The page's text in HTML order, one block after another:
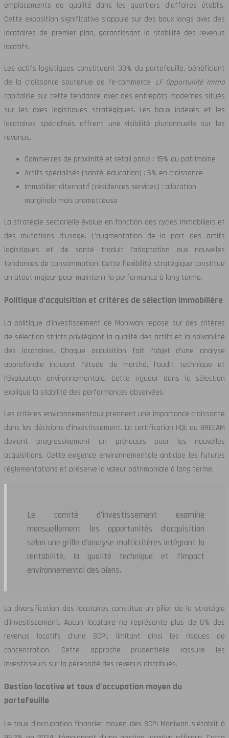
emplacements de qualité dans les quartiers d’affaires établis.
Cette exposition significative s’appuie sur des baux longs avec des
locataires de premier plan, garantissant la stabilité des revenus
locatifs.
Les actifs logistiques constituent 30% du portefeuille, bénéficiant
de la croissance soutenue de l’e-commerce. LF Opportunité Immo
capitalise sur cette tendance avec des entrepôts modernes situés
sur les axes logistiques stratégiques. Les baux indexés et les
locataires spécialisés offrent une visibilité pluriannuelle sur les
revenus.
Commerces de proximité et retail parks : 15% du patrimoine
Actifs spécialisés (santé, éducation) : 5% en croissance
Immobilier alternatif (résidences services) : allocation
marginale mais prometteuse
La stratégie sectorielle évolue en fonction des cycles immobiliers et
des mutations d’usage. L’augmentation de la part des actifs
logistiques et de santé traduit l’adaptation aux nouvelles
tendances de consommation. Cette flexibilité stratégique constitue
un atout majeur pour maintenir la performance à long terme.
Politique d’acquisition et critères de sélection immobilière
La politique d’investissement de Moniwan repose sur des critères
de sélection stricts privilégiant la qualité des actifs et la solvabilité
des locataires. Chaque acquisition fait l’objet d’une analyse
approfondie incluant l’étude de marché, l’audit technique et
l’évaluation environnementale. Cette rigueur dans la sélection
explique la stabilité des performances observées.
Les critères environnementaux prennent une importance croissante
dans les décisions d’investissement. La certification HQE ou BREEAM
devient progressivement un prérequis pour les nouvelles
acquisitions. Cette exigence environnementale anticipe les futures
réglementations et préserve la valeur patrimoniale à long terme.
Le comité d’investissement examine
mensuellement les opportunités d’acquisition
selon une grille d’analyse multicritères intégrant la
rentabilité, la qualité technique et l’impact
environnemental des biens.
La diversification des locataires constitue un pilier de la stratégie
d’investissement. Aucun locataire ne représente plus de 5% des
revenus locatifs d’une SCPI, limitant ainsi les risques de
concentration. Cette approche prudentielle rassure les
investisseurs sur la pérennité des revenus distribués.
Gestion locative et taux d’occupation moyen du
portefeuille
Le taux d’occupation financier moyen des SCPI Moniwan s’établit à